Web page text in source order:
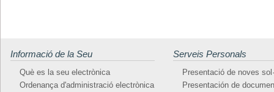
Informació de la Seu
Què es la seu electrònica
Ordenança d'administració electrònica
Serveis Personals
Presentació de noves
Presentación de